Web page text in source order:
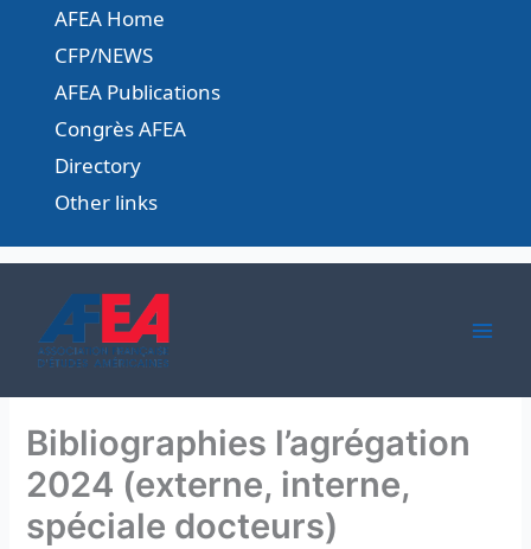
content
AFEA Home
CFP/NEWS
AFEA Publications
Congrès AFEA
Directory
Other links
Bibliographies l’agrégation
2024 (externe, interne,
spéciale docteurs)